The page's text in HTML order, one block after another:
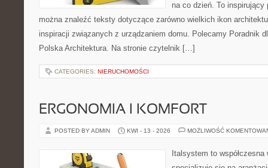
na co dzień. To
można znaleźć teksty dotyczące zarówno wielkich ikon
inspiracji związanych z urządzaniem domu. Polecamy Poradnik
Polska Architektura. Na stronie czytelnik […]
CATEGORIES: NIERUCHOMOŚCI
ERGONOMIA I KOMFORT
POSTED BY ADMIN KWI - 13 - 2026 MOŻLIWOŚĆ
Italsystem to